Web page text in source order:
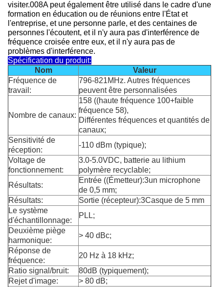
visiter.008A peut également être utilisé dans le cadre d'une
formation en éducation ou de réunions entre l'État et
l'entreprise, et une personne parle, et des centaines de
personnes l'écoutent, et il n'y aura pas d'interférence de
fréquence croisée entre eux, et il n'y aura pas de
problèmes d'interférence.
Spécification du produit:
Nom
Valeur
Fréquence de
travail:
796-821MHz. Autres fréquences
peuvent être personnalisées
Nombre de canaux:
158 ((haute fréquence 100+faible
fréquence 58),
Différentes fréquences et quantités de
canaux;
Sensitivité de
réception:
-110 dBm (typique);
Voltage de
fonctionnement:
3.0-5.0VDC, batterie au lithium
polymère recyclable;
Résultats:
Entrée ((Émetteur):3un microphone
de 0,5 mm;
Résultats:
Sortie (récepteur):3Casque de 5 mm
Le système
d'échantillonnage:
PLL;
Deuxième piège
harmonique:
> 40 dBc;
Réponse de
fréquence:
20 Hz à 18 kHz;
Ratio signal/bruit:
80dB (typiquement);
Rejet d'image:
> 80 dB;